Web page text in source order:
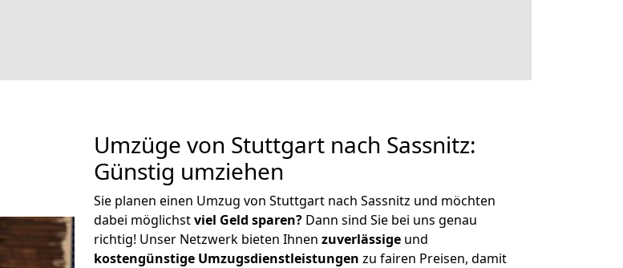
Umzüge von Stuttgart nach Sassnitz:
Günstig umziehen
Sie planen einen Umzug von Stuttgart nach Sassnitz und möchten
dabei möglichstviel Geld sparen? Dann sind Sie bei uns genau
richtig! Unser Netzwerk bieten Ihnen zuverlässige und
kostengünstige Umzugsdienstleistungen zu fairen Preisen, damit